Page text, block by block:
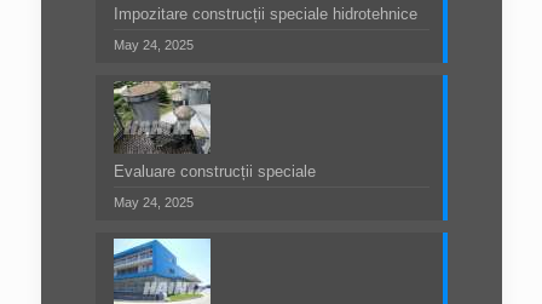
Impozitare construcții speciale hidrotehnice
May 24, 2025
Evaluare construcții speciale
May 24, 2025